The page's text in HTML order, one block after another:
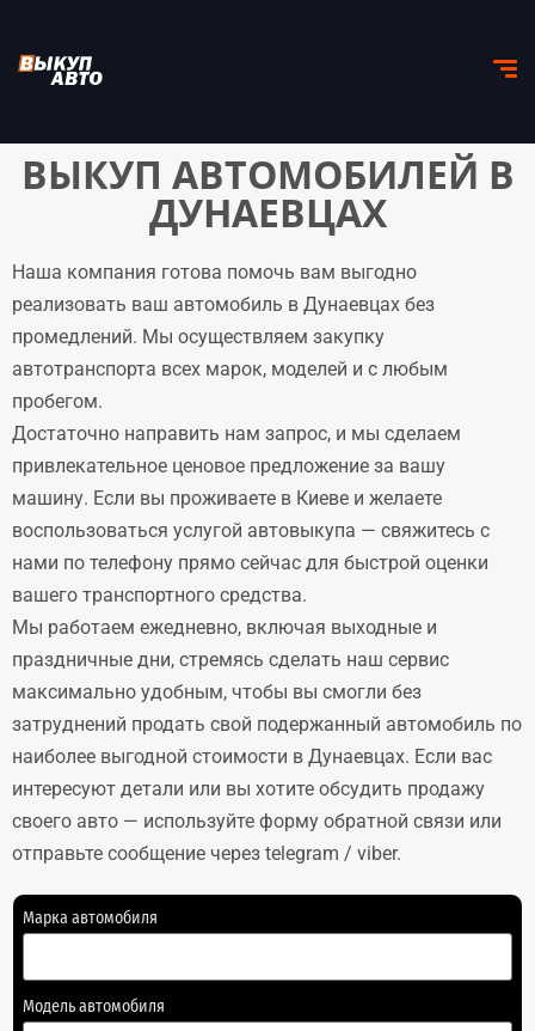
ВЫКУП АВТОМОБИЛЕЙ В
ДУНАЕВЦАХ
Наша компания готова помочь вам выгодно
реализовать ваш автомобиль в Дунаевцах без
промедлений. Мы осуществляем закупку
автотранспорта всех марок, моделей и с любым
пробегом.
Достаточно направить нам запрос, и мы сделаем
привлекательное ценовое предложение за вашу
машину. Если вы проживаете в Киеве и желаете
воспользоваться услугой автовыкупа — свяжитесь с
нами по телефону прямо сейчас для быстрой оценки
вашего транспортного средства.
Мы работаем ежедневно, включая выходные и
праздничные дни, стремясь сделать наш сервис
максимально удобным, чтобы вы смогли без
затруднений продать свой подержанный автомобиль по
наиболее выгодной стоимости в Дунаевцах. Если вас
интересуют детали или вы хотите обсудить продажу
своего авто — используйте форму обратной связи или
отправьте сообщение через telegram / viber.
Марка автомобиля
Модель автомобиля